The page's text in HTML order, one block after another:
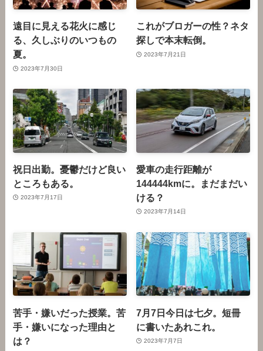
遠目に見える花火に感じ
る、久しぶりのいつもの
夏。
2023年7月30日
これがブロガーの性？ネタ
探しで本末転倒。
2023年7月21日
祝日出勤。憂鬱だけど良い
ところもある。
2023年7月17日
愛車の走行距離が
144444kmに。まだまだい
ける？
2023年7月14日
苦手・嫌いだった授業。苦
手・嫌いになった理由と
は？
7月7日今日は七夕。短冊
に書いたあれこれ。
2023年7月7日